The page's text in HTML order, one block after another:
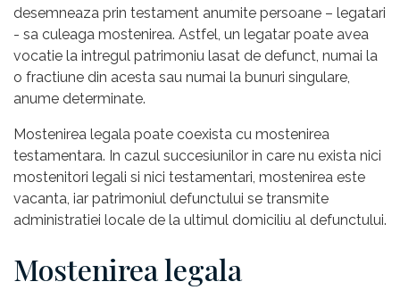
desemneaza prin testament anumite persoane – legatari
- sa culeaga mostenirea. Astfel, un legatar poate avea
vocatie la intregul patrimoniu lasat de defunct, numai la
o fractiune din acesta sau numai la bunuri singulare,
anume determinate.
Mostenirea legala poate coexista cu mostenirea
testamentara. In cazul succesiunilor in care nu exista nici
mostenitori legali si nici testamentari, mostenirea este
vacanta, iar patrimoniul defunctului se transmite
administratiei locale de la ultimul domiciliu al defunctului.
Mostenirea legala